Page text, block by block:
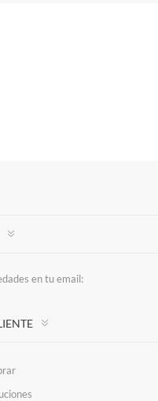
en tu email: